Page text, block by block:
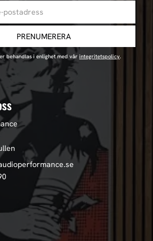
PRENUMERERA
behandlas i enlighet med vår integritetspolicy.